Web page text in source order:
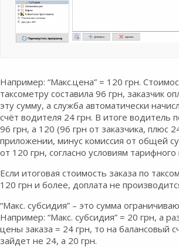
Например: “Макс.цена” = 120 грн.
таксометру составила 96 грн, заказчик
эту сумму, а служба автоматически
счёт водителя 24 грн. В итоге водитель
96 грн, а 120 (96 грн от заказчика, плюс
приложении, минус комиссия от общей
от 120 грн, согласно условиям тарифного
Если итоговая стоимость заказа по
120 грн и более, доплата не
“Макс. субсидия” – это сумма
Например: “Макс. субсидия” = 20 грн, а
цены заказа = 24 грн, то на балансовый
зайдет не 24, а 20 грн.